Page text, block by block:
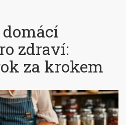
zdraví:
za krokem